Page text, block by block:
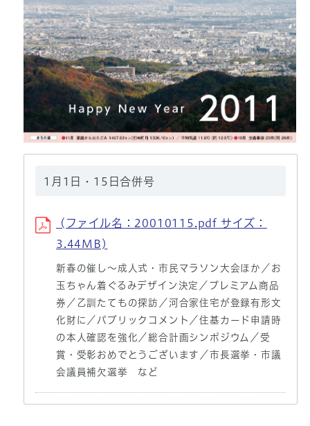
1月1日・15日合併号
(ファイル名：20010115.pdf サイズ：
3.44MB)
新春の催し～成人式・市民マラソン大会ほか／お
玉ちゃん着ぐるみデザイン決定／プレミアム商品
券／乙訓たてもの探訪／河合家住宅が登録有形文
化財に／パブリックコメント／住基カード申請時
の本人確認を強化／総合計画シンポジウム／受
賞・受彰おめでとうございます／市長選挙・市議
会議員補欠選挙 など